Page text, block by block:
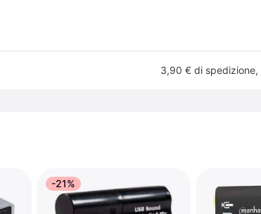
3,90 € di spedizione,
-21%